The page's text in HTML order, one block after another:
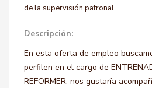
de la supervisión patronal.
Descripción:
En esta oferta de empleo
perfilen en el cargo de
REFORMER, nos gustaría